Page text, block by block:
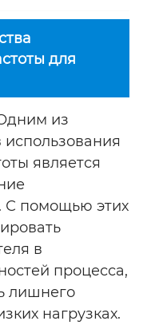
для
из
является
С помощью этих
в
процесса,
лишнего
нагрузках.